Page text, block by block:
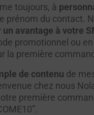
toujours, à
prénom du contact.
avantage à votre
promotionnel ou
la première
de contenu de
chez nous
première